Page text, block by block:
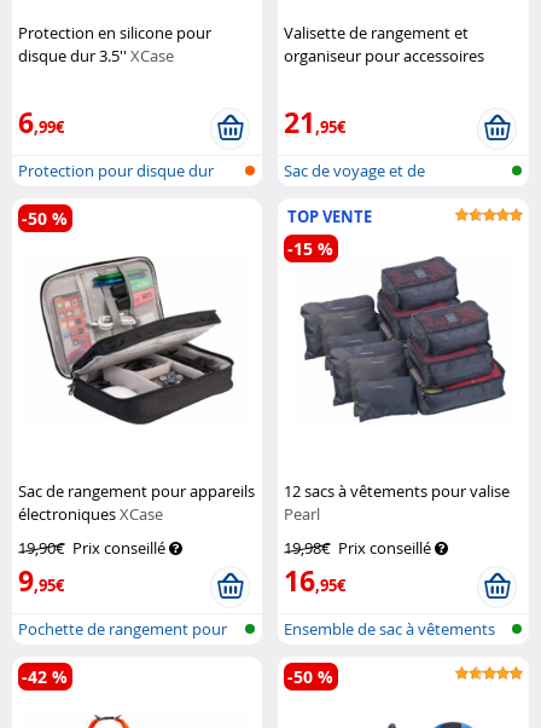
Protection en silicone pour
disque dur 3.5'' XCase
6,99€
Protection pour disque dur
Valisette de rangement et
organiseur pour accessoires
21,95€
Sac de voyage et de
Sac de rangement pour appareils
électroniquesXCase
19,90€ Prix conseillé
9,95€
-50 %
Pochette de rangement pour
accessoi...
TOP VENTE
12 sacs à vêtements pour valise
Pearl
19,98€ Prix conseillé
16,95€
-15 %
Ensemble de sac à vêtements
-42 % -50 %